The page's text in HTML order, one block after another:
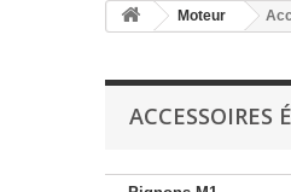
Moteur
ACCESSOIRES